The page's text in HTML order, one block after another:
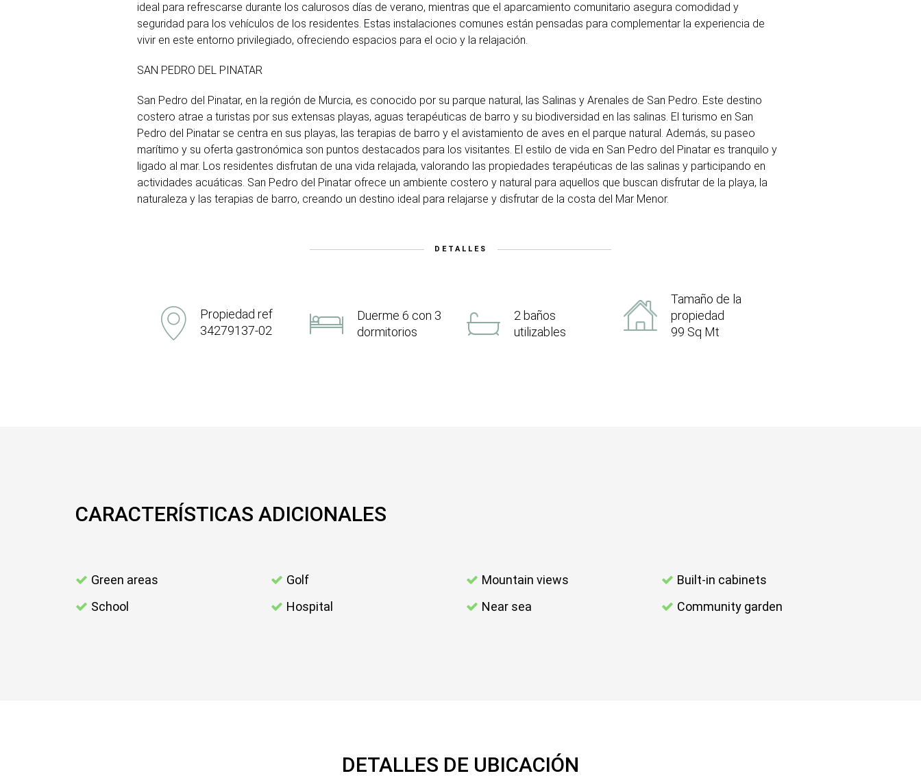
ideal para refrescarse durante los calurosos días de verano, mientras que el aparcamiento comunitario asegura comodidad y
seguridad para los vehículos de los residentes. Estas instalaciones comunes están pensadas para complementar la experiencia de
vivir en este entorno privilegiado, ofreciendo espacios para el ocio y la relajación.
SAN PEDRO DEL PINATAR
San Pedro del Pinatar, en la región de Murcia, es conocido por su parque natural, las Salinas y Arenales de San Pedro. Este destino
costero atrae a turistas por sus extensas playas, aguas terapéuticas de barro y su biodiversidad en las salinas. El turismo en San
Pedro del Pinatar se centra en sus playas, las terapias de barro y el avistamiento de aves en el parque natural. Además, su paseo
marítimo y su oferta gastronómica son puntos destacados para los visitantes. El estilo de vida en San Pedro del Pinatar es tranquilo y
ligado al mar. Los residentes disfrutan de una vida relajada, valorando las propiedades terapéuticas de las salinas y participando en
actividades acuáticas. San Pedro del Pinatar ofrece un ambiente costero y natural para aquellos que buscan disfrutar de la playa, la
naturaleza y las terapias de barro, creando un destino ideal para relajarse y disfrutar de la costa del Mar Menor.
DETALLES
Propiedad ref
34279137-02
Duerme 6 con 3
dormitorios
2 baños
utilizables
Tamaño de la
propiedad
99 Sq Mt
CARACTERÍSTICAS ADICIONALES
Green areas
School
Golf
Hospital
Mountain views
Near sea
Built-in cabinets
Community garden
DETALLES DE UBICACIÓN